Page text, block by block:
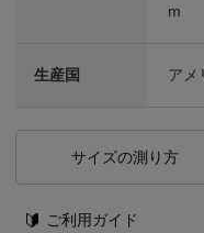
m
生産国 アメ
サイズの測り方
ご利用ガイド